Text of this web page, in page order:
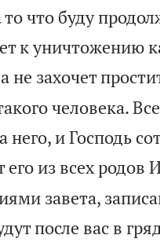
что буду
к уничтожению
не захочет
человека.
и Господь
из всех родов
завета,
после вас в